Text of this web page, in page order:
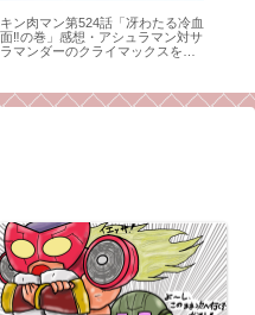
キン肉マン第524話「冴わたる冷血
面‼︎の巻」感想・アシュラマン対サ
ラマンダーのクライマックスを、